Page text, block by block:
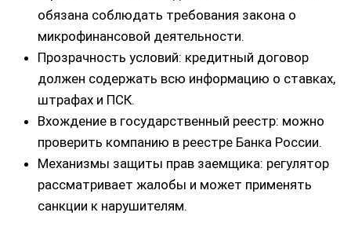
обязана соблюдать требования закона о
микрофинансовой деятельности.
Прозрачность условий: кредитный договор
должен содержать всю информацию о ставках,
штрафах и ПСК.
Вхождение в государственный реестр: можно
проверить компанию в реестре Банка России.
Механизмы защиты прав заемщика: регулятор
рассматривает жалобы и может применять
санкции к нарушителям.